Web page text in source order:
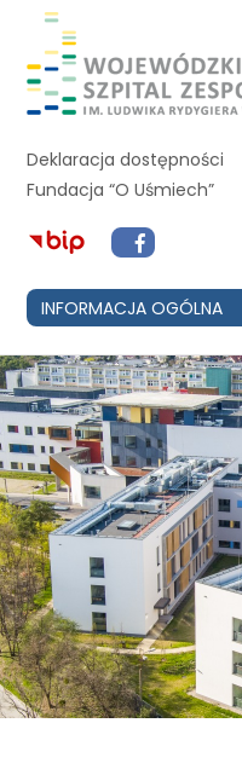
Deklaracja dostępności
Fundacja “O Uśmiech”
INFORMACJA OGÓLNA